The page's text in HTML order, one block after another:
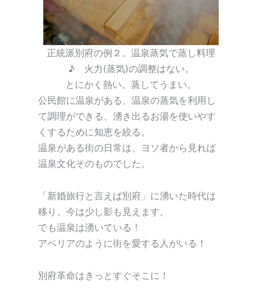
正統派別府の例２。温泉蒸気で蒸し料理
♪ 火力(蒸気)の調整はない。
とにかく熱い。蒸してうまい。
公民館に温泉がある、温泉の蒸気を利用し
て調理ができる、湧き出るお湯を使いやす
くするために知恵を絞る。
温泉がある街の日常は、ヨソ者から見れば
温泉文化そのものでした。
「新婚旅行と言えば別府」に湧いた時代は
移り、今は少し影も見えます。
でも温泉は湧いている！
アベリアのように街を愛する人がいる！
別府革命はきっとすぐそこに！